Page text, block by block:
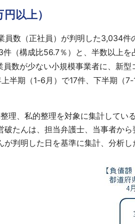
以上）
数（正社員）が判明した3,034件
（構成比56.7％）と、半数以上
数が少ない小規模事業者に、新型
半期（1-6月）で17件、下半期（
理、私的整理を対象に集計している
たんは、担当弁護士、当事者から
判明した日を基準に集計、分析し